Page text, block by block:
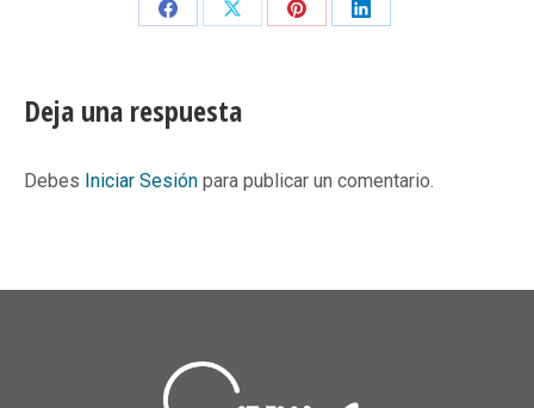
Share
Share
Share
Share
Deja una respuesta
Debes Iniciar Sesión para publicar un comentario.